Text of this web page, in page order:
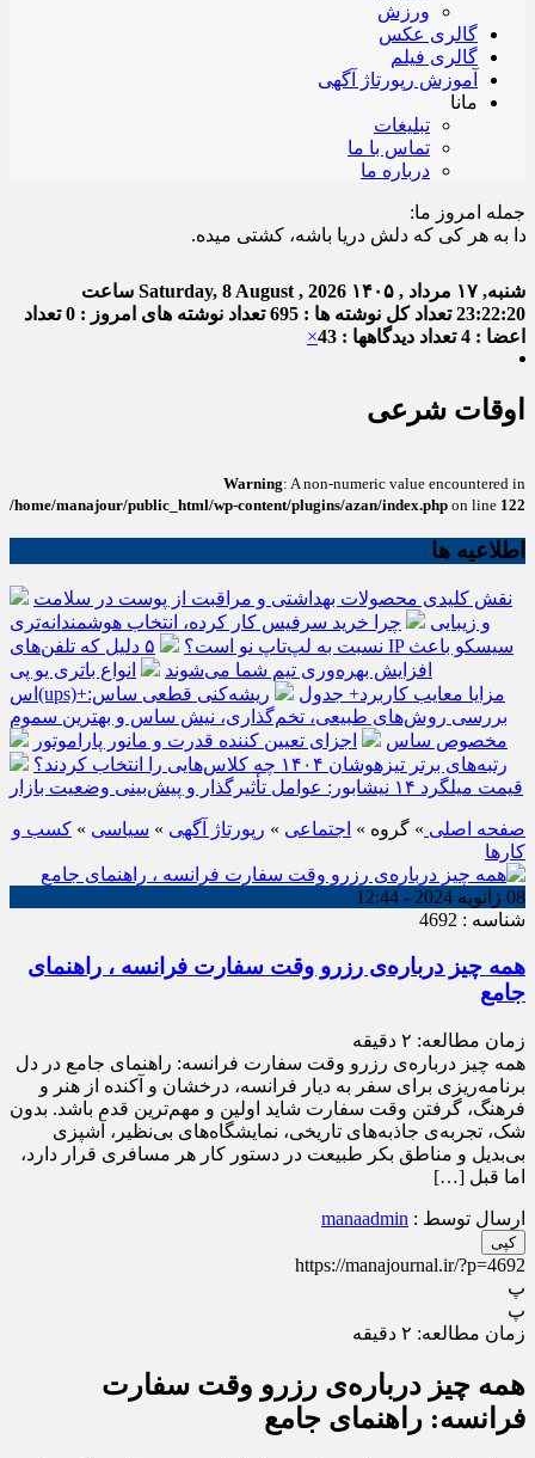
ورزش
گالری عکس
گالری فیلم
آموزش رپورتاژ آگهی
مانا
تبلیغات
تماس با ما
درباره ما
جمله امروز ما:
هر کی که دلش دریا باشه، کشتی میده.
شنبه, ۱۷ مرداد , ۱۴۰۵ Saturday, 8 August , 2026 ساعت
23:22:21تعداد کل نوشته ها : 695 تعداد نوشته های امروز : 0
تعداد
اعضا : 4
تعداد دیدگاهها : 43 ×
اوقات شرعی
Warning: A non-numeric value encountered in
/home/manajour/public_html/wp-content/plugins/azan/index.php on line 122
اطلاعیه ها
نقش کلیدی محصولات بهداشتی و مراقبت از پوست در سلامت
و زیبایی
چرا خرید سرفیس کار کرده، انتخاب هوشمندانه‌تری
نسبت به لپ‌تاپ نو است؟
۵ دلیل که تلفن‌های IP سیسکو باعث
افزایش بهره‌وری تیم شما می‌شوند
انواع باتری یو پی
اس(ups)+مزایا معایب کاربرد+ جدول
ریشه‌کنی قطعی ساس:
بررسی روش‌های طبیعی، تخم‌گذاری، نیش ساس و بهترین سموم
مخصوص ساس
اجزای تعیین کننده قدرت و مانور پاراموتور
رتبه‌های برتر تیزهوشان ۱۴۰۴ چه کلاس‌هایی را انتخاب کردند؟
قیمت میلگرد ۱۴ نیشابور: عوامل تأثیرگذار و پیش‌بینی وضعیت بازار
صفحه اصلی » گروه » اجتماعی » رپورتاژ آگهی » سیاسی » کسب و
کارها
08 ژانویه 2024 - 12:44
شناسه : 4692
همه چیز درباره‌ی رزرو وقت سفارت فرانسه ، راهنمای
جامع
زمان مطالعه: ۲ دقیقه
همه چیز درباره‌ی رزرو وقت سفارت فرانسه: راهنمای جامع در دل
برنامه‌ریزی برای سفر به دیار فرانسه، درخشان و آکنده از هنر و
فرهنگ، گرفتن وقت سفارت شاید اولین و مهم‌ترین قدم باشد. بدون
شک، تجربه‌ی جاذبه‌های تاریخی، نمایشگاه‌های بی‌نظیر، آشپزی
بی‌بدیل و مناطق بکر طبیعت در دستور کار هر مسافری قرار دارد،
اما قبل […]
ارسال توسط : manaadmin
کپی
https://manajournal.ir/?p=4692
پ
پ
زمان مطالعه: ۲ دقیقه
همه چیز درباره‌ی رزرو وقت سفارت
فرانسه: راهنمای جامع